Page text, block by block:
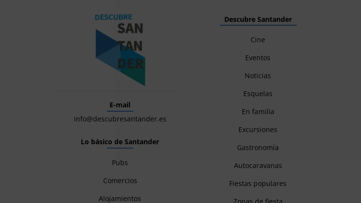
E-mail
info@descubresantander.es
Lo básico de Santander
Pubs
Comercios
Alojamientos
Descubre Santander
Cine
Eventos
Noticias
Esquelas
En familia
Excursiones
Gastronomía
Autocaravanas
Fiestas populares